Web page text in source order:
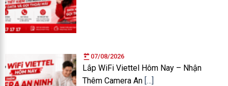
07/08/2026
Lắp WiFi Viettel Hôm Nay – Nhận
Thêm Camera An […]